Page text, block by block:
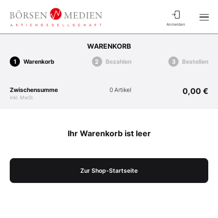
Anmelden
WARENKORB
Warenkorb Bezahlen Bestellen
Zwischensumme
inkl. MwSt.
0 Artikel 0,00 €
Ihr Warenkorb ist leer
Zur Shop-Startseite